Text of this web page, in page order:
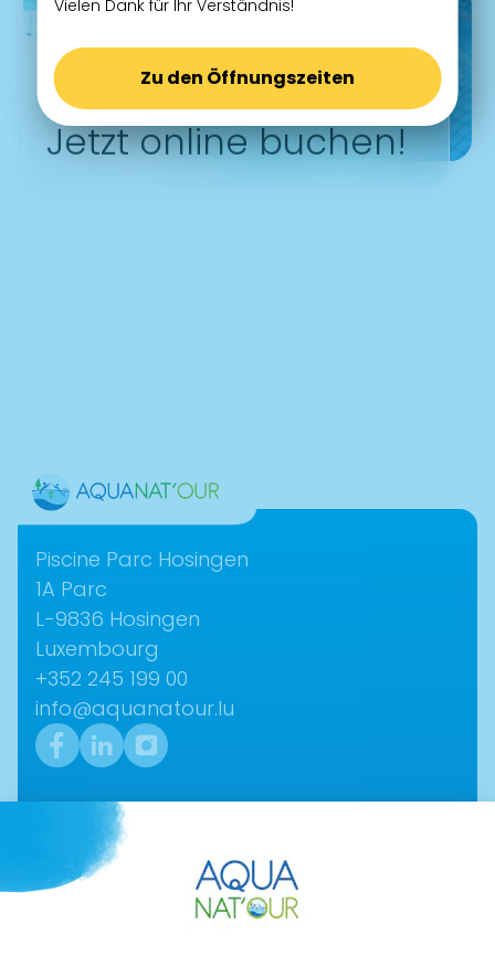
Jetzt online buchen!
Contact
Piscine Parc Hosingen
1A Parc­
L-9836 ­Hosingen
Luxembourg
+352 245 199 00
info@aquanatour.lu
Navigation
Aktuelles
Über uns
Shop
Vielen Dank für Ihr Verständnis!
Zu den Öffnungszeiten